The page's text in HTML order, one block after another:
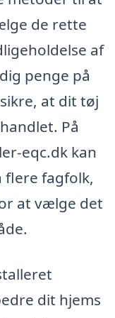
de rette
af
penge på
at dit tøj
På
eqc.dk kan
fagfolk,
at vælge det
dit hjems